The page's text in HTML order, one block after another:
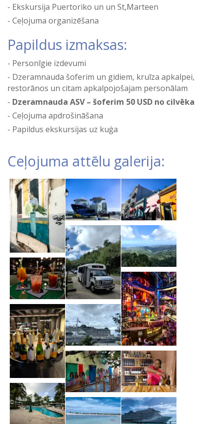
Ekskursija Puertoriko un un St,Marteen
Ceļojuma organizēšana
Papildus izmaksas:
Personīgie izdevumi
Dzeramnauda šoferim un gidiem, kruīza apkalpei,
restorānos un citam apkalpojošajam personālam
Dzeramnauda ASV – šoferim 50 USD no cilvēka
Ceļojuma apdrošināšana
Papildus ekskursijas uz kuģa
Ceļojuma attēlu galerija: